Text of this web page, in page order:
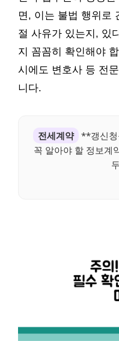
면, 이는 불법 행위로
절 사유가 있는지, 있
지 꼼꼼히 확인해야
시에도 변호사 등 전
니다.
전세계약
**갱신청
꼭 알아야 할 정보계